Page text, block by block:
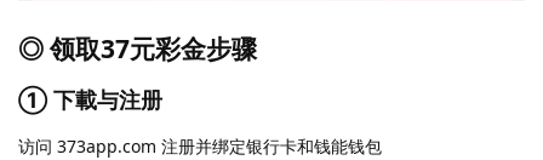
◎ 领取37元彩金步骤
① 下載与注册
访问 373app.com 注册并绑定银行卡和钱能钱包